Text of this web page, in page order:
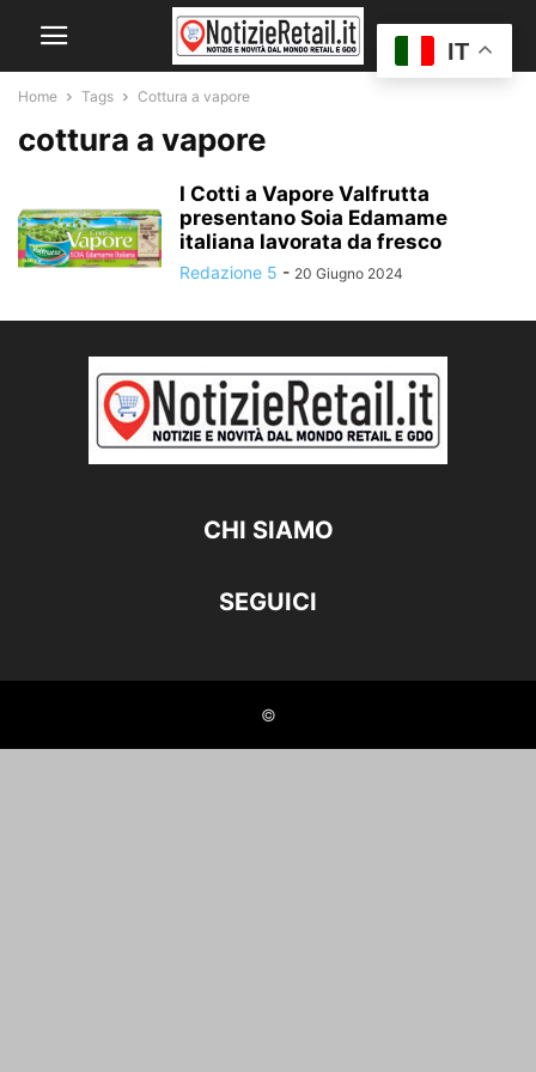
Home Tags Cottura a vapore
cottura a vapore
I Cotti a Vapore Valfrutta
presentano Soia Edamame
italiana lavorata da fresco
Redazione 5 - 20 Giugno 2024
CHI SIAMO
SEGUICI
©
IT